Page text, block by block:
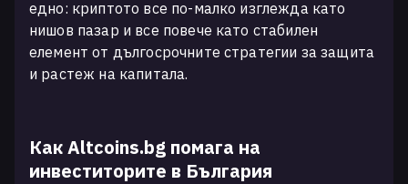
едно: криптото все по-малко изглежда като
нишов пазар и все повече като стабилен
елемент от дългосрочните стратегии за защита
и растеж на капитала.
Как Altcoins.bg помага на
инвеститорите в България